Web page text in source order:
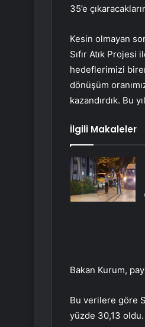
35’e
Kesin olmayan
Sıfır Atık Projesi
hedeflerimizi
dönüşüm
kazandırdık. Bu
İlgili Makaleler
Bakan Kurum,
Bu verilere göre
yüzde 30,13 oldu.